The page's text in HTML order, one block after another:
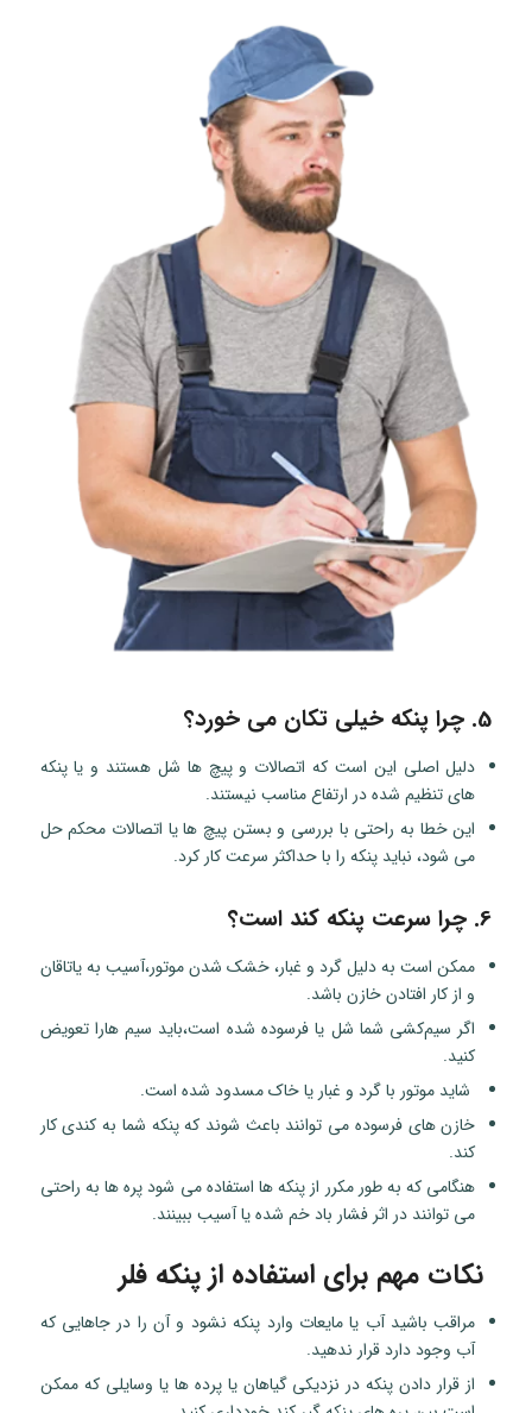
5. چرا پنکه خیلی تکان می خورد؟
دلیل اصلی این است که اتصالات و پیچ ها شل هستند و یا پنکه
های تنظیم شده در ارتفاع مناسب نیستند.
این خطا به راحتی با بررسی و بستن پیچ ها یا اتصالات محکم حل
می شود، نباید پنکه را با حداکثر سرعت کار کرد.
6. چرا سرعت پنکه کند است؟
ممکن است به دلیل گرد و غبار، خشک شدن موتور،آسیب به یاتاقان
و از کار افتادن خازن باشد.
اگر سیم‌کشی شما شل یا فرسوده شده است،باید سیم هارا تعویض
کنید.
شاید موتور با گرد و غبار یا خاک مسدود شده است.
خازن های فرسوده می توانند باعث شوند که پنکه شما به کندی کار
کند.
هنگامی که به طور مکرر از پنکه ها استفاده می شود پره ها به راحتی
می توانند در اثر فشار باد خم شده یا آسیب ببینند.
نکات مهم برای استفاده از پنکه فلر
مراقب باشید آب یا مایعات وارد پنکه نشود و آن را در جاهایی که
آب وجود دارد قرار ندهید.
از قرار دادن پنکه در نزدیکی گیاهان یا پرده ها یا وسایلی که ممکن